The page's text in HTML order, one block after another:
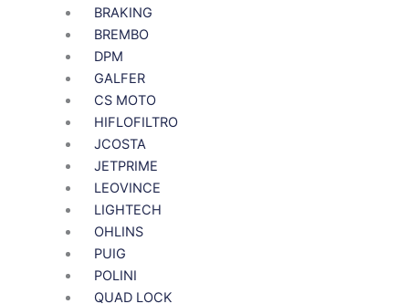
BRAKING
BREMBO
DPM
GALFER
CS MOTO
HIFLOFILTRO
JCOSTA
JETPRIME
LEOVINCE
LIGHTECH
OHLINS
PUIG
POLINI
QUAD LOCK